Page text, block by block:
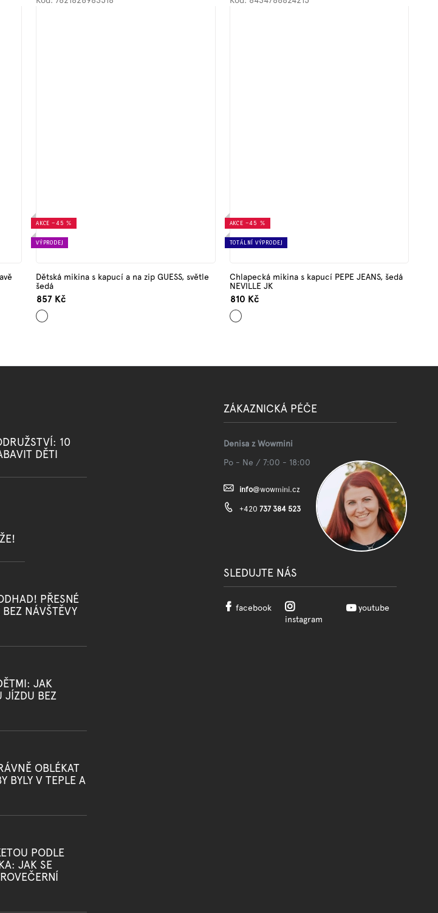
AKCE –45 %
VÝPRODEJ
Dětská mikina s kapucí a na zip GUESS, světle
šedá
857 Kč
Světle
šedá
AKCE –45 %
TOTÁLNÍ VÝPRODEJ
Chlapecká mikina s kapucí PEPE JEANS, šedá
NEVILLE JK
810 Kč
Šedá
10
DĚTI
PŘESNÉ
NÁVŠTĚVY
JAK
JÍZDU BEZ
OBLÉKAT
BYLY V TEPLE A
PODLE
JAK SE
ZÁKAZNICKÁ PÉČE
Denisa z Wowmini
Po - Ne / 7:00 - 18:00
info@wowmini.cz
+420 737 384 523
SLEDUJTE NÁS
facebook
instagram
youtube